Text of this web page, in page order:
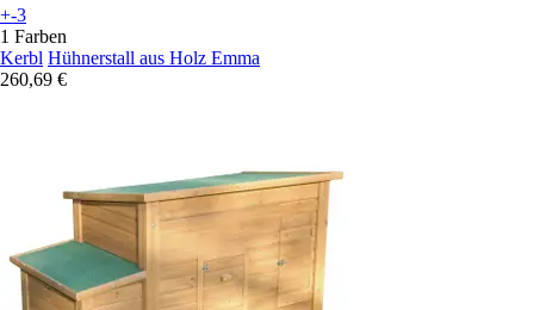
+-3
1 Farben
Kerbl Hühnerstall aus Holz Emma
260,69 €